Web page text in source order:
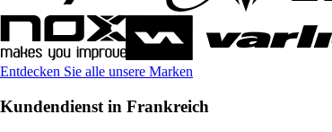
Entdecken Sie alle unsere Marken
Kundendienst in Frankreich